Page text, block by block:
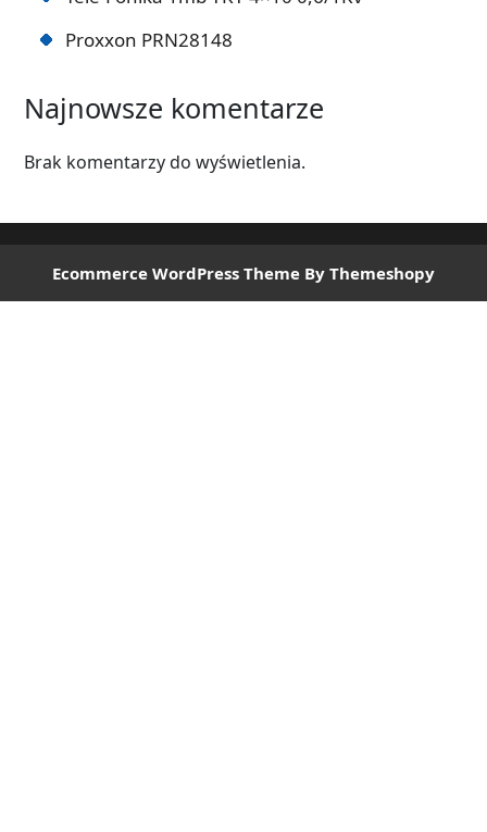
Proxxon PRN28148
Najnowsze komentarze
Brak komentarzy do wyświetlenia.
Ecommerce WordPress Theme By Themeshopy